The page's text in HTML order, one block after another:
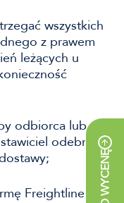
wszystkich
z prawem
leżących u
odbiorca lub
odebrał
Freightline na